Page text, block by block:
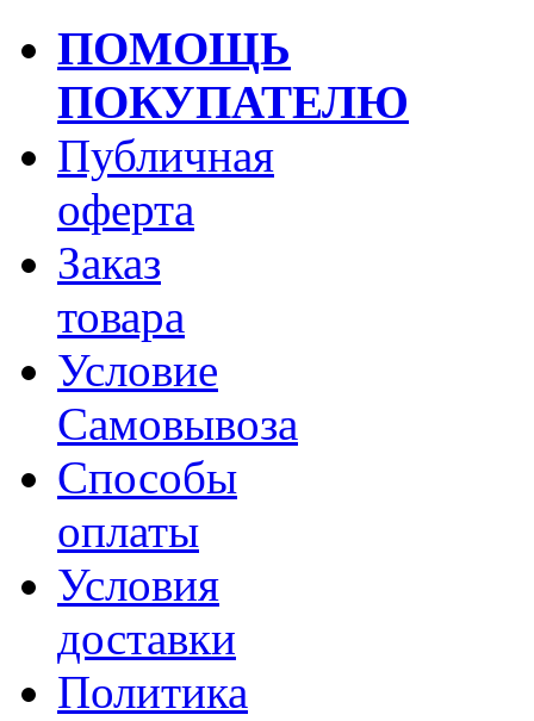
ПОМОЩЬ
ПОКУПАТЕЛЮ
Публичная
оферта
Заказ
товара
Условие
Самовывоза
Способы
оплаты
Условия
доставки
Политика